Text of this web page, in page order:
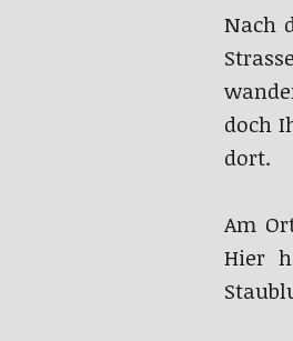
Nach
doch
dort.
Am
Hier